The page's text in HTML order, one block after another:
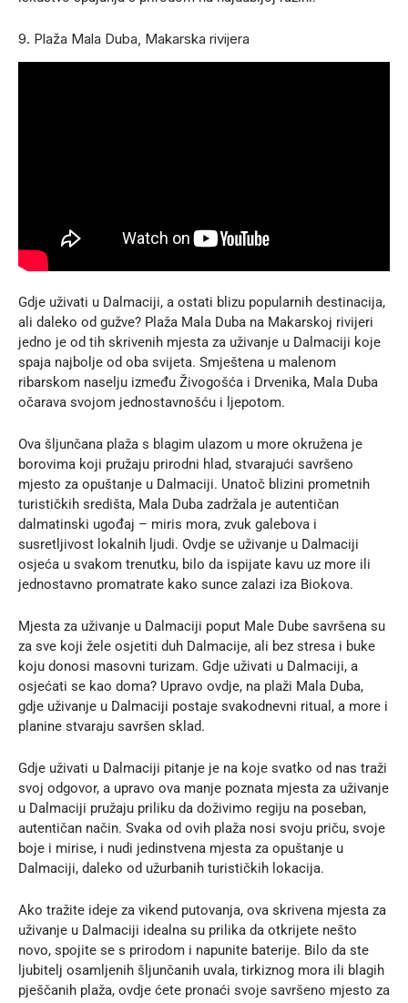
9. Plaža Mala Duba, Makarska rivijera
Gdje uživati u Dalmaciji, a ostati blizu popularnih destinacija,
ali daleko od gužve? Plaža Mala Duba na Makarskoj rivijeri
jedno je od tih skrivenih mjesta za uživanje u Dalmaciji koje
spaja najbolje od oba svijeta. Smještena u malenom
ribarskom naselju između Živogošća i Drvenika, Mala Duba
očarava svojom jednostavnošću i ljepotom.
Ova šljunčana plaža s blagim ulazom u more okružena je
borovima koji pružaju prirodni hlad, stvarajući savršeno
mjesto za opuštanje u Dalmaciji. Unatoč blizini prometnih
turističkih središta, Mala Duba zadržala je autentičan
dalmatinski ugođaj – miris mora, zvuk galebova i
susretljivost lokalnih ljudi. Ovdje se uživanje u Dalmaciji
osjeća u svakom trenutku, bilo da ispijate kavu uz more ili
jednostavno promatrate kako sunce zalazi iza Biokova.
Mjesta za uživanje u Dalmaciji poput Male Dube savršena su
za sve koji žele osjetiti duh Dalmacije, ali bez stresa i buke
koju donosi masovni turizam. Gdje uživati u Dalmaciji, a
osjećati se kao doma? Upravo ovdje, na plaži Mala Duba,
gdje uživanje u Dalmaciji postaje svakodnevni ritual, a more i
planine stvaraju savršen sklad.
Gdje uživati u Dalmaciji pitanje je na koje svatko od nas traži
svoj odgovor, a upravo ova manje poznata mjesta za uživanje
u Dalmaciji pružaju priliku da doživimo regiju na poseban,
autentičan način. Svaka od ovih plaža nosi svoju priču, svoje
boje i mirise, i nudi jedinstvena mjesta za opuštanje u
Dalmaciji, daleko od užurbanih turističkih lokacija.
Ako tražite ideje za vikend putovanja, ova skrivena mjesta za
uživanje u Dalmaciji idealna su prilika da otkrijete nešto
novo, spojite se s prirodom i napunite baterije. Bilo da ste
ljubitelj osamljenih šljunčanih uvala, tirkiznog mora ili blagih
pješčanih plaža, ovdje ćete pronaći svoje savršeno mjesto za